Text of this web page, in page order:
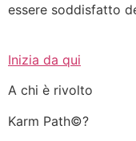
essere soddisfatto
Inizia da qui
A chi è rivolto
Karm Path©️?